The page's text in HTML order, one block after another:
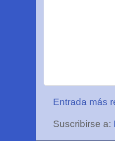
Entrada más
Suscribirse a: